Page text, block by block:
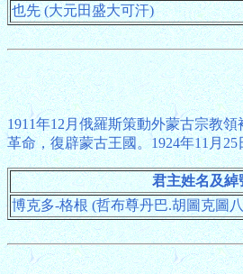
也先 (大元田盛大可汗)
1911年12月俄羅斯策動外蒙古宗教
革命，復辟蒙古王國。1924年11月
君主姓名及綽
博克多-格根 (哲布尊丹巴.胡圖克圖